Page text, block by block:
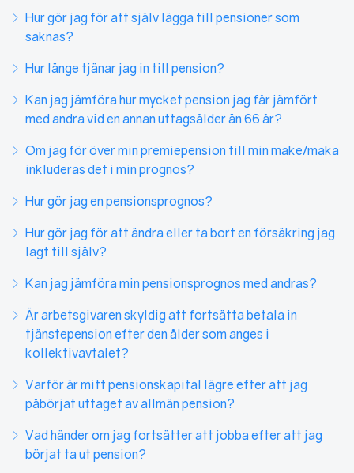
Hur gör jag för att själv lägga till pensioner som
saknas?
Hur länge tjänar jag in till pension?
Kan jag jämföra hur mycket pension jag får jämfört
med andra vid en annan uttagsålder än 66 år?
Om jag för över min premiepension till min make/maka
inkluderas det i min prognos?
Hur gör jag en pensionsprognos?
Hur gör jag för att ändra eller ta bort en försäkring jag
lagt till själv?
Kan jag jämföra min pensionsprognos med andras?
Är arbetsgivaren skyldig att fortsätta betala in
tjänstepension efter den ålder som anges i
kollektivavtalet?
Varför är mitt pensionskapital lägre efter att jag
påbörjat uttaget av allmän pension?
Vad händer om jag fortsätter att jobba efter att jag
börjat ta ut pension?